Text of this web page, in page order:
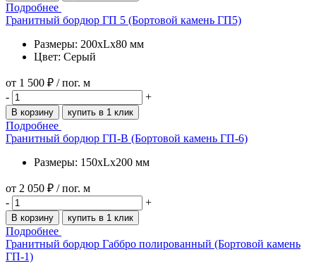
Подробнее
Гранитный бордюр ГП 5 (Бортовой камень ГП5)
Размеры: 200xLx80 мм
Цвет: Серый
от 1 500 ₽ / пог. м
-
+
В корзину купить в 1 клик
Подробнее
Гранитный бордюр ГП-В (Бортовой камень ГП-6)
Размеры: 150xLx200 мм
от 2 050 ₽ / пог. м
-
+
В корзину купить в 1 клик
Подробнее
Гранитный бордюр Габбро полированный (Бортовой камень
ГП-1)